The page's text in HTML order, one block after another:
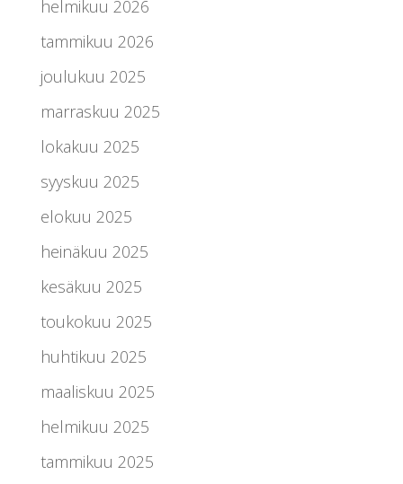
helmikuu 2026
tammikuu 2026
joulukuu 2025
marraskuu 2025
lokakuu 2025
syyskuu 2025
elokuu 2025
heinäkuu 2025
kesäkuu 2025
toukokuu 2025
huhtikuu 2025
maaliskuu 2025
helmikuu 2025
tammikuu 2025